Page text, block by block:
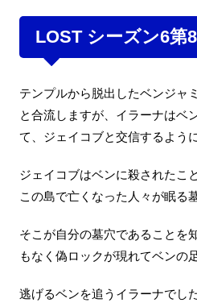
LOST シーズン6
テンプルから脱出したベンジャ
と合流しますが、イラーナはベ
て、ジェイコブと交信するよう
ジェイコブはベンに殺されたこ
この島で亡くなった人々が眠る
そこが自分の墓穴であることを
もなく偽ロックが現れてベンの
逃げるベンを追うイラーナでし